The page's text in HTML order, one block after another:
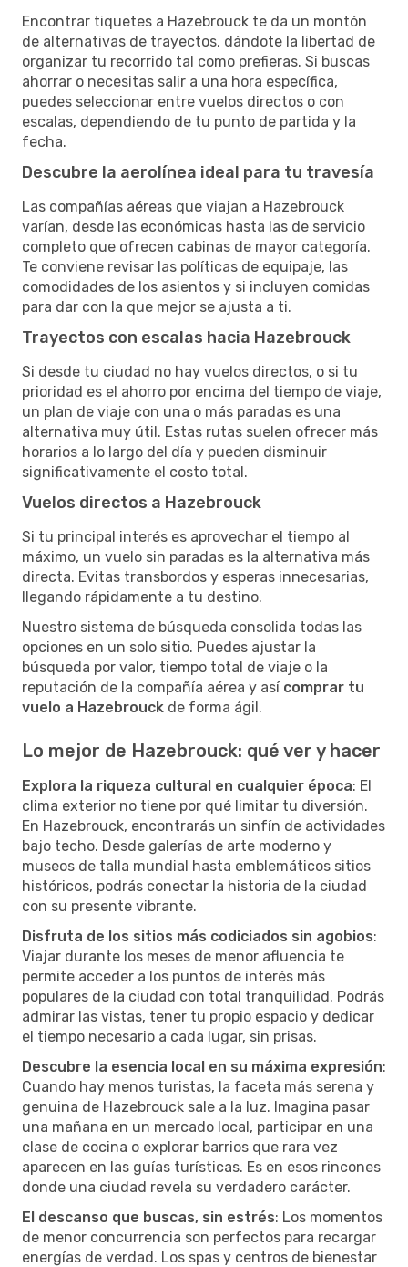
Encontrar tiquetes a Hazebrouck te da un montón
de alternativas de trayectos, dándote la libertad de
organizar tu recorrido tal como prefieras. Si buscas
ahorrar o necesitas salir a una hora específica,
puedes seleccionar entre vuelos directos o con
escalas, dependiendo de tu punto de partida y la
fecha.
Descubre la aerolínea ideal para tu travesía
Las compañías aéreas que viajan a Hazebrouck
varían, desde las económicas hasta las de servicio
completo que ofrecen cabinas de mayor categoría.
Te conviene revisar las políticas de equipaje, las
comodidades de los asientos y si incluyen comidas
para dar con la que mejor se ajusta a ti.
Trayectos con escalas hacia Hazebrouck
Si desde tu ciudad no hay vuelos directos, o si tu
prioridad es el ahorro por encima del tiempo de viaje,
un plan de viaje con una o más paradas es una
alternativa muy útil. Estas rutas suelen ofrecer más
horarios a lo largo del día y pueden disminuir
significativamente el costo total.
Vuelos directos a Hazebrouck
Si tu principal interés es aprovechar el tiempo al
máximo, un vuelo sin paradas es la alternativa más
directa. Evitas transbordos y esperas innecesarias,
llegando rápidamente a tu destino.
Nuestro sistema de búsqueda consolida todas las
opciones en un solo sitio. Puedes ajustar la
búsqueda por valor, tiempo total de viaje o la
reputación de la compañía aérea y así comprar tu
vuelo a Hazebrouck de forma ágil.
Lo mejor de Hazebrouck: qué ver y hacer
Explora la riqueza cultural en cualquier época: El
clima exterior no tiene por qué limitar tu diversión.
En Hazebrouck, encontrarás un sinfín de actividades
bajo techo. Desde galerías de arte moderno y
museos de talla mundial hasta emblemáticos sitios
históricos, podrás conectar la historia de la ciudad
con su presente vibrante.
Disfruta de los sitios más codiciados sin agobios:
Viajar durante los meses de menor afluencia te
permite acceder a los puntos de interés más
populares de la ciudad con total tranquilidad. Podrás
admirar las vistas, tener tu propio espacio y dedicar
el tiempo necesario a cada lugar, sin prisas.
Descubre la esencia local en su máxima expresión:
Cuando hay menos turistas, la faceta más serena y
genuina de Hazebrouck sale a la luz. Imagina pasar
una mañana en un mercado local, participar en una
clase de cocina o explorar barrios que rara vez
aparecen en las guías turísticas. Es en esos rincones
donde una ciudad revela su verdadero carácter.
El descanso que buscas, sin estrés: Los momentos
de menor concurrencia son perfectos para recargar
energías de verdad. Los spas y centros de bienestar